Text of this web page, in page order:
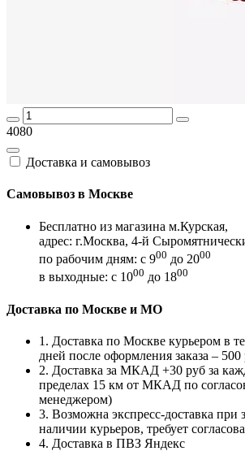
4080
Доставка и самовывоз
Самовывоз в Москве
Бесплатно из магазина м.Курская,
адрес: г.Москва, 4-й
по рабочим дням: с 900 до 2000
в выходные: с 1000 до 1800
Доставка по Москве и МО
1. Доставка по Москве курьером в
дней после оформления заказа – 500
2. Доставка за МКАД +30 руб за
пределах 15 км от МКАД по
менеджером)
3. Возможна экспресс-доставка при
наличии курьеров, требует
4. Доставка в ПВЗ Яндекс